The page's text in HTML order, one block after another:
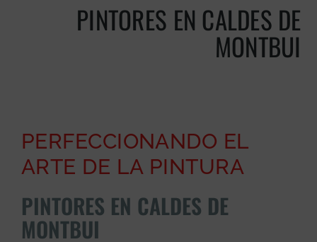
PINTORES EN CALDES DE
MONTBUI
PERFECCIONANDO EL
ARTE DE LA PINTURA
PINTORES EN CALDES DE
MONTBUI